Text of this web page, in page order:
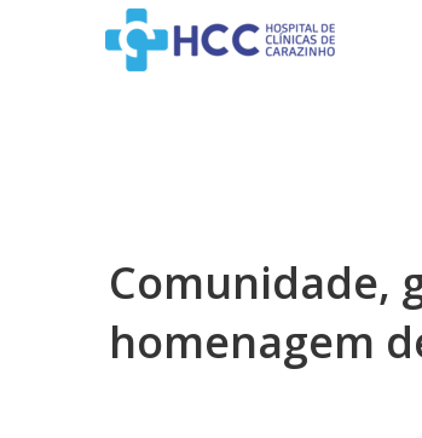
Comunidade,
homenagem